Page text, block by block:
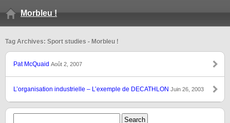
Morbleu !
Tag Archives: Sport studies - Morbleu !
Pat McQuaid Août 2, 2007
L’organisation industrielle – L’exemple de DECATHLON Juin 26, 2003